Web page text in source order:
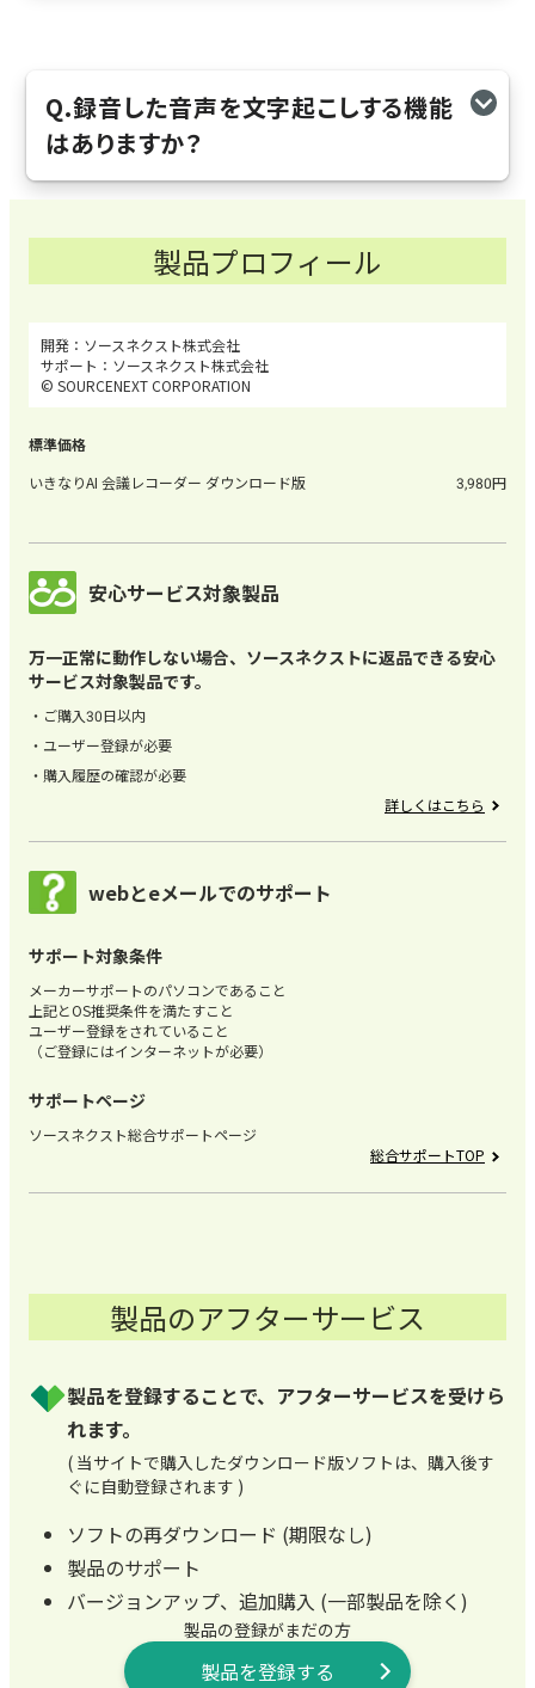
Q.録音した音声を文字起こしする機能
はありますか？
製品プロフィール
ソースネクスト株式会社
ソースネクスト株式会社
© SOURCENEXT CORPORATION
いきなりAI 会議レコーダー ダウンロード版 3,980
安心サービス対象製品
万一正常に動作しない場合、ソースネクストに返品できる安心
サービス対象製品です。
ご購入30日以内
ユーザー登録が必要
購入履歴の確認が必要
詳しくはこちら
webとeメールでのサポート
サポート対象条件
メーカーサポートのパソコンであること
上記とOS推奨条件を満たすこと
ユーザー登録をされていること
（ご登録にはインターネットが必要）
サポートページ
ソースネクスト総合サポートページ
総合サポートTOP
製品のアフターサービス
製品を登録することで、アフターサービスを受けら
れます。
( 当サイトで購入したダウンロード版ソフトは、購入後す
ぐに自動登録されます )
ソフトの再ダウンロード (期限なし)
製品のサポート
バージョンアップ、追加購入 (一部製品を除く)
製品の登録がまだの方
製品を登録する